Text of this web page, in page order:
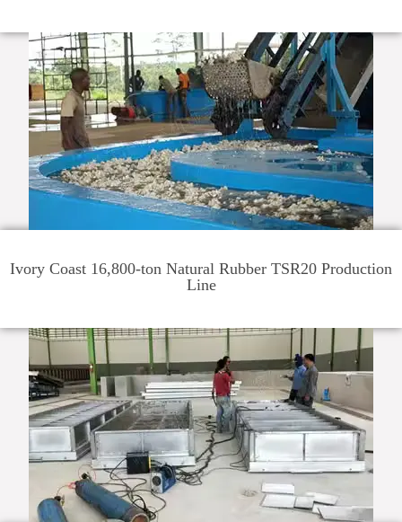
Ivory Coast 16,800-ton Natural Rubber TSR20 Production
Line